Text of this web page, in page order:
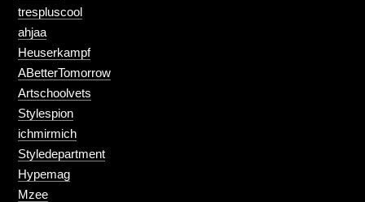
trespluscool
ahjaa
Heuserkampf
ABetterTomorrow
Artschoolvets
Stylespion
ichmirmich
Styledepartment
Hypemag
Mzee